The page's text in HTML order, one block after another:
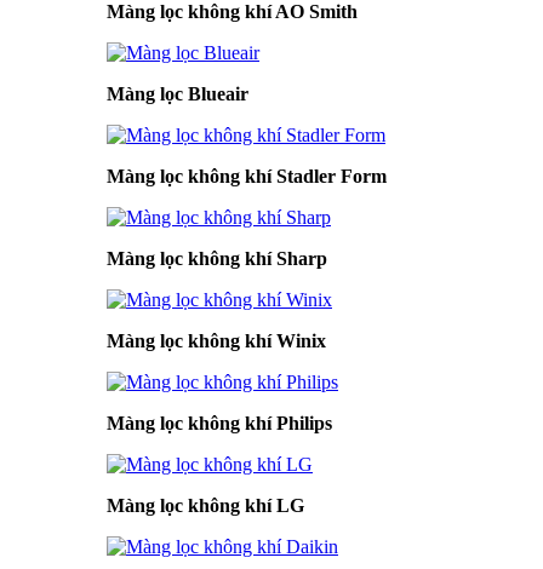
Màng lọc không khí AO Smith
Màng lọc Blueair
Màng lọc không khí Stadler Form
Màng lọc không khí Sharp
Màng lọc không khí Winix
Màng lọc không khí Philips
Màng lọc không khí LG